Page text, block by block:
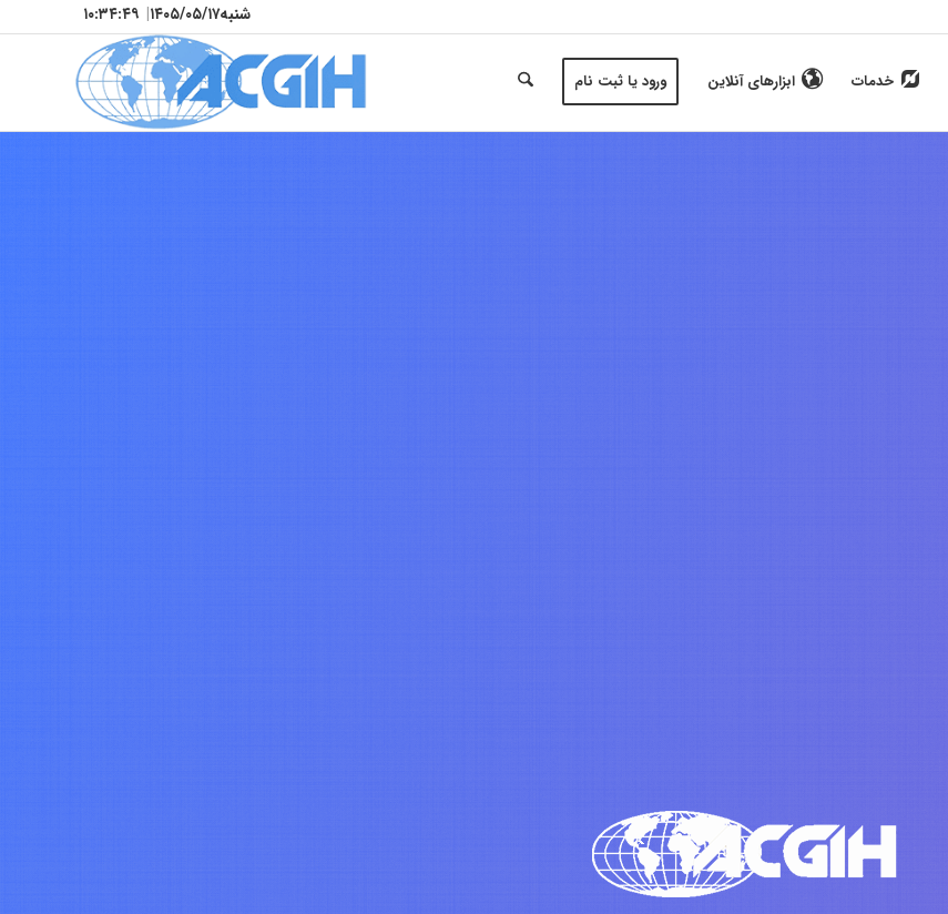
شنبه۱۴۰۵/۰۵/۱۷| ۱۰:۳۴:۵۲
خدمات ابزارهای آنلاین ورود یا ثبت نام